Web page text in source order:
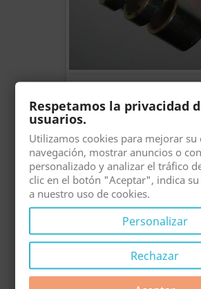
Precio
1,73 €
-5%
Respetamos la privacidad
usuarios.
Utilizamos cookies para mejorar su
navegación, mostrar anuncios o
personalizado y analizar el tráfico
clic en el botón "Aceptar", indica
a nuestro uso de cookies.
Personalizar
Rechazar